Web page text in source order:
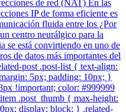
de red (NAT) En las
IP de forma eficiente es
fluida entre los ¿Por
centro neurálgico para la
se está convirtiendo en uno de
de datos más importantes del
post .post-list { text-align:
5px; padding: 10px; }
!important; color: #999999
.post_thumb { max-height:
display: block; } .related-